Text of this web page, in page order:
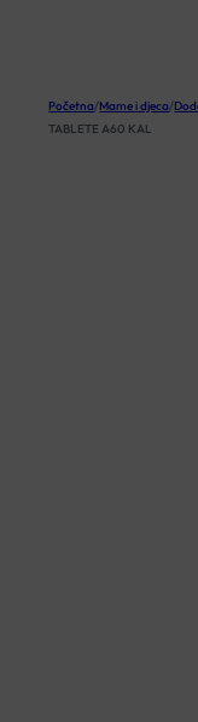
Početna/Mame i djeca/
TABLETE A60 KAL